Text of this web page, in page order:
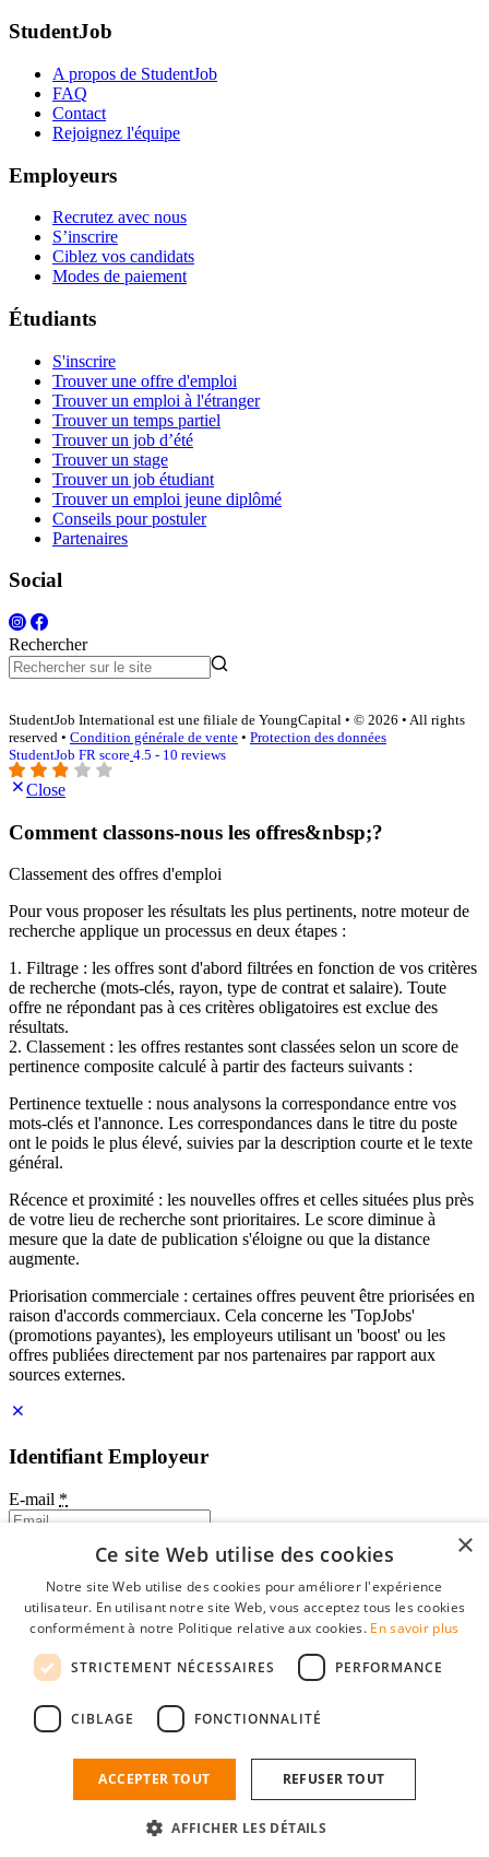
StudentJob
A propos de StudentJob
FAQ
Contact
Rejoignez l'équipe
Employeurs
Recrutez avec nous
S’inscrire
Ciblez vos candidats
Modes de paiement
Étudiants
S'inscrire
Trouver une offre d'emploi
Trouver un emploi à l'étranger
Trouver un temps partiel
Trouver un job d’été
Trouver un stage
Trouver un job étudiant
Trouver un emploi jeune diplômé
Conseils pour postuler
Partenaires
Social
Rechercher
StudentJob International est une filiale de YoungCapital • © 2026 • All rights
reserved • Condition générale de vente • Protection des données
StudentJob FR score 4.5 - 10 reviews
Close
Comment classons-nous les offres&nbsp;?
Classement des offres d'emploi
Pour vous proposer les résultats les plus pertinents, notre moteur de
recherche applique un processus en deux étapes :
1. Filtrage : les offres sont d'abord filtrées en fonction de vos critères
de recherche (mots-clés, rayon, type de contrat et salaire). Toute
offre ne répondant pas à ces critères obligatoires est exclue des
résultats.
2. Classement : les offres restantes sont classées selon un score de
pertinence composite calculé à partir des facteurs suivants :
Pertinence textuelle : nous analysons la correspondance entre vos
mots-clés et l'annonce. Les correspondances dans le titre du poste
ont le poids le plus élevé, suivies par la description courte et le texte
général.
Récence et proximité : les nouvelles offres et celles situées plus près
de votre lieu de recherche sont prioritaires. Le score diminue à
mesure que la date de publication s'éloigne ou que la distance
augmente.
Priorisation commerciale : certaines offres peuvent être priorisées en
raison d'accords commerciaux. Cela concerne les 'TopJobs'
(promotions payantes), les employeurs utilisant un 'boost' ou les
offres publiées directement par nos partenaires par rapport aux
sources externes.
Identifiant Employeur
E-mail *
Mot de passe
se souvenir de moi
mot de passe oublié?
Profil Employeur gratuit
Vous pouvez vous connecter sur StudentJob si vous avez créé un
n'est plus qu'à quelques clics.
×
Ce site Web utilise des cookies
Notre site Web utilise des cookies pour améliorer l'expérience
utilisateur. En utilisant notre site Web, vous acceptez tous les cookies
conformément à notre Politique relative aux cookies. En savoir plus
STRICTEMENT NÉCESSAIRES PERFORMANCE
CIBLAGE FONCTIONNALITÉ
ACCEPTER TOUT REFUSER TOUT
AFFICHER LES DÉTAILS